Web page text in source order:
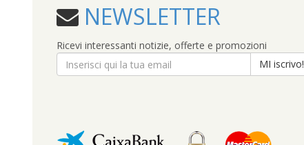
NEWSLETTER
Ricevi interessanti notizie, offerte e promozioni
MI iscrivo!